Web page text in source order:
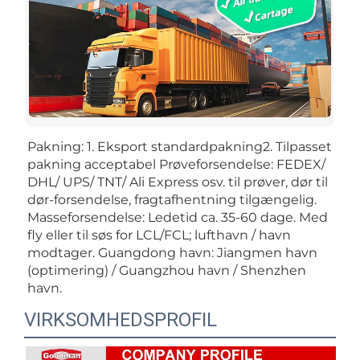
Pakning: 1. Eksport standardpakning2. Tilpasset
pakning acceptabel Prøveforsendelse: FEDEX/
DHL/ UPS/ TNT/ Ali Express osv. til prøver, dør til
dør-forsendelse, fragtafhentning tilgængelig.
Masseforsendelse: Ledetid ca. 35-60 dage. Med
fly eller til søs for LCL/FCL; lufthavn / havn
modtager. Guangdong havn: Jiangmen havn
(optimering) / Guangzhou havn / Shenzhen
havn.
VIRKSOMHEDSPROFIL